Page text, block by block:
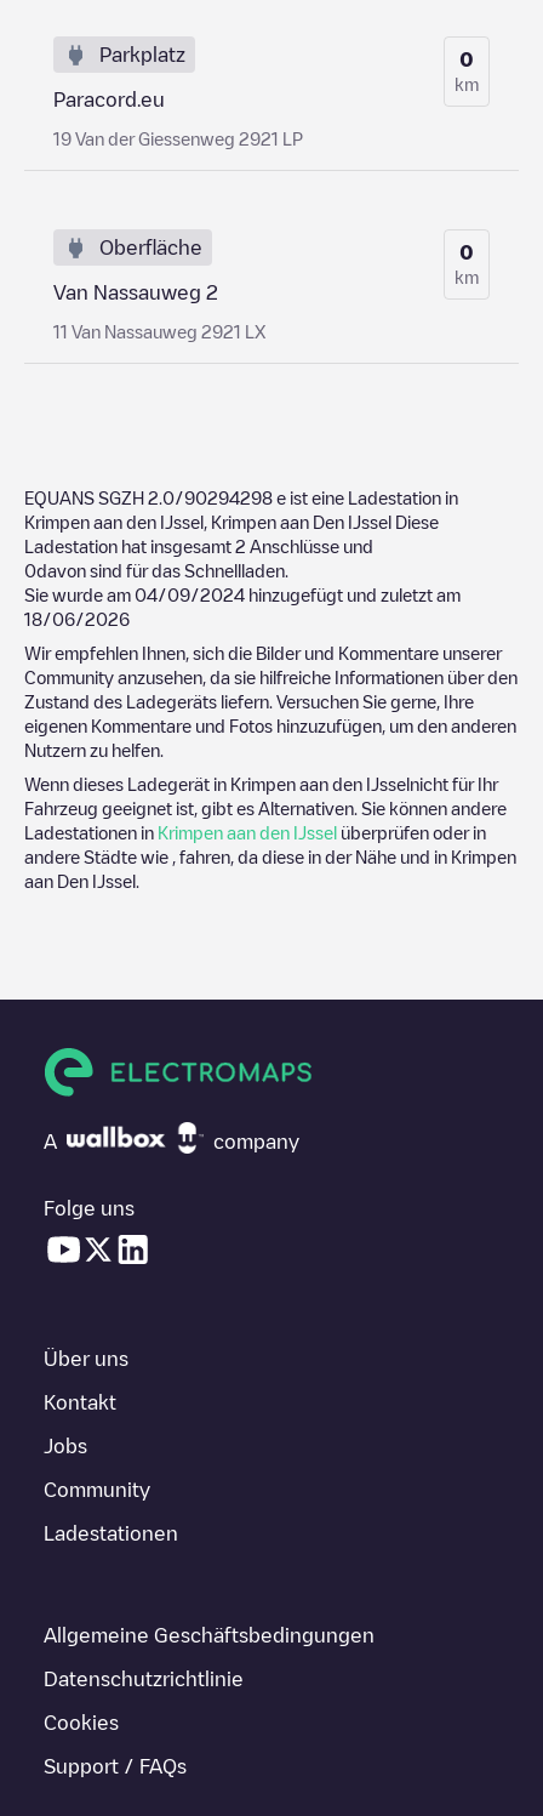
Parkplatz
Paracord.eu
19 Van der Giessenweg 2921 LP
0
km
Oberfläche
Van Nassauweg 2
11 Van Nassauweg 2921 LX
0
km
EQUANS SGZH 2.0/90294298 e ist eine Ladestation in
Krimpen aan den IJssel Krimpen aan Den IJssel Diese
Ladestation hat insgesamt 2 Anschlüsse und
0davon sind für das Schnellladen.
Sie wurde am 04/09/2024 hinzugefügt und zuletzt am
18/06/2026
Wir empfehlen Ihnen, sich die Bilder und Kommentare unserer
Community anzusehen, da sie hilfreiche Informationen über den
Zustand des Ladegeräts liefern. Versuchen Sie gerne, Ihre
eigenen Kommentare und Fotos hinzuzufügen, um den anderen
Nutzern zu helfen.
Wenn dieses Ladegerät in Krimpen aan den IJsselnicht für Ihr
Fahrzeug geeignet ist, gibt es Alternativen. Sie können andere
Ladestationen in Krimpen aan den IJssel überprüfen oder in
andere Städte wie , fahren, da diese in der Nähe und in Krimpen
aan Den IJssel
A company
Folge uns
Über uns
Kontakt
Jobs
Community
Ladestationen
Allgemeine Geschäftsbedingungen
Datenschutzrichtlinie
Cookies
Support / FAQs